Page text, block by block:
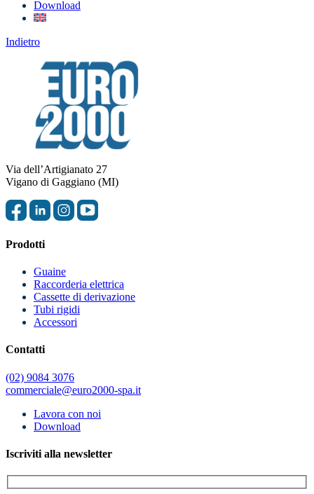
Download
Indietro
Via dell’Artigianato 27
Vigano di Gaggiano (MI)
Prodotti
Guaine
Raccorderia elettrica
Cassette di derivazione
Tubi rigidi
Accessori
Contatti
(02) 9084 3076
commerciale@euro2000-spa.it
Lavora con noi
Download
Iscriviti alla newsletter